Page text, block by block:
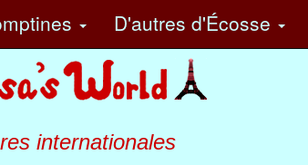
D'autres d'Écosse
internationales